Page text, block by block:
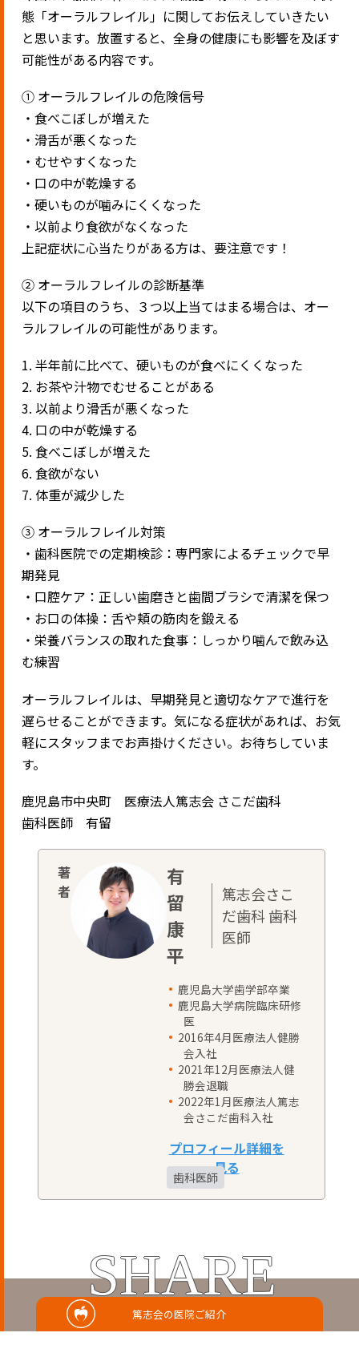
篤志会の医院ご紹介
態「オーラルフレイル」に関してお伝えしていきたい
と思います。放置すると、全身の健康にも影響を及ぼす
可能性がある内容です。
① オーラルフレイルの危険信号
・食べこぼしが増えた
・滑舌が悪くなった
・むせやすくなった
・口の中が乾燥する
・硬いものが噛みにくくなった
・以前より食欲がなくなった
上記症状に心当たりがある方は、要注意です！
② オーラルフレイルの診断基準
以下の項目のうち、３つ以上当てはまる場合は、オー
ラルフレイルの可能性があります。
1. 半年前に比べて、硬いものが食べにくくなった
2. お茶や汁物でむせることがある
3. 以前より滑舌が悪くなった
4. 口の中が乾燥する
5. 食べこぼしが増えた
6. 食欲がない
7. 体重が減少した
③ オーラルフレイル対策
・歯科医院での定期検診：専門家によるチェックで早
期発見
・口腔ケア：正しい歯磨きと歯間ブラシで清潔を保つ
・お口の体操：舌や頬の筋肉を鍛える
・栄養バランスの取れた食事：しっかり噛んで飲み込
む練習
オーラルフレイルは、早期発見と適切なケアで進行を
遅らせることができます。気になる症状があれば、お気
軽にスタッフまでお声掛けください。お待ちしていま
す。
鹿児島市中央町 医療法人篤志会 さこだ歯科
歯科医師 有留
有
留
康
平
篤志会さこ
だ歯科 歯科
医師
鹿児島大学歯学部卒業
鹿児島大学病院臨床研修
医
2016年4月医療法人健勝
会入社
2021年12月医療法人健
勝会退職
2022年1月医療法人篤志
会さこだ歯科入社
歯科医師
SHARE